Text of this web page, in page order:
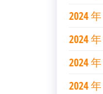
2024
2024
2024
2024